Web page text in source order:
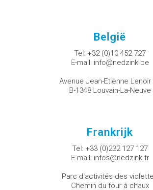
België
Tel: +32 (0)10 452 727
E-mail: info@nedzink.be
Avenue Jean-Etienne Lenoir
B-1348 Louvain-La-Neuve
Frankrijk
Tel: +33 (0)232 127 127
E-mail: infos@nedzink.fr
Parc d'activités des
Chemin du four à chaux